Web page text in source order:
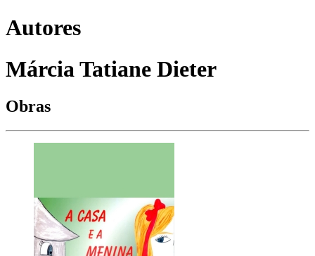
Autores
Márcia Tatiane Dieter
Obras